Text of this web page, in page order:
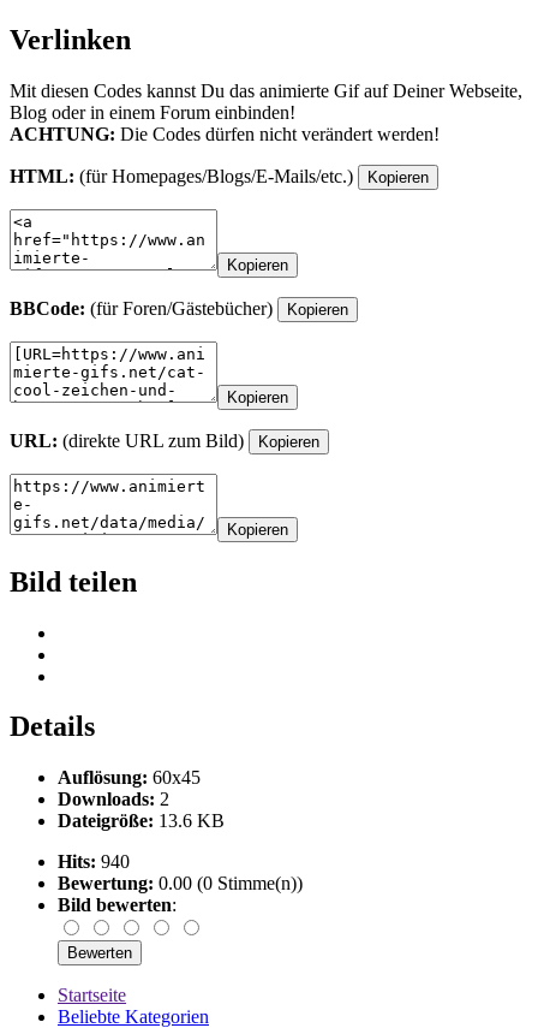
Verlinken
Mit diesen Codes kannst Du das animierte Gif auf Deiner Webseite,
Blog oder in einem Forum einbinden!
ACHTUNG: Die Codes dürfen nicht verändert werden!
HTML: (für Homepages/Blogs/E-Mails/etc.) Kopieren
Kopieren
BBCode: (für Foren/Gästebücher) Kopieren
Kopieren
URL: (direkte URL zum Bild) Kopieren
Kopieren
Bild teilen
Details
Auflösung: 60x45
Downloads: 2
Dateigröße: 13.6 KB
Hits: 940
Bewertung: 0.00 (0 Stimme(n))
Bild bewerten:
Startseite
Beliebte Kategorien